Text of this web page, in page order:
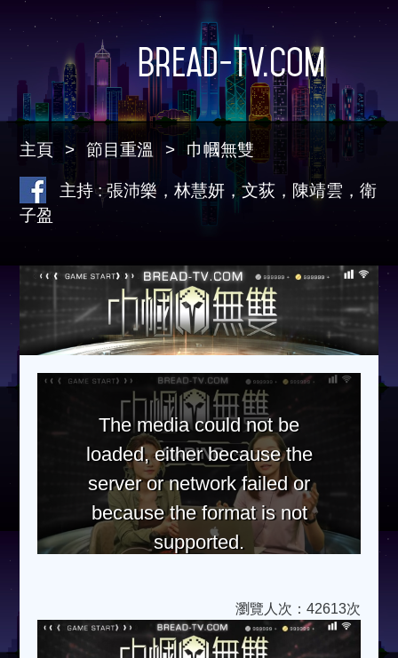
Bread-TV.com
主頁 節目重溫 巾幗無雙
主持 : 張沛樂，林慧妍，文荻，陳靖雲，衛
子盈
The media could not be
loaded, either because the
server or network failed or
because the format is not
supported.
瀏覽人次：42613次